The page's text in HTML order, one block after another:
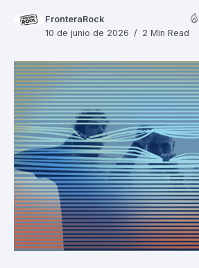
FronteraRock
10 de junio de 2026
2 Min Read